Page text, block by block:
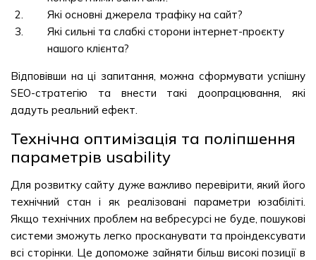
Які основні джерела трафіку на сайт?
Які сильні та слабкі сторони інтернет-проєкту
нашого клієнта?
Відповівши на ці запитання, можна сформувати успішну
SEO-стратегію та внести такі доопрацювання, які
дадуть реальний ефект.
Технічна оптимізація та поліпшення
параметрів usability
Для розвитку сайту дуже важливо перевірити, який його
технічний стан і як реалізовані параметри юзабіліті.
Якщо технічних проблем на вебресурсі не буде, пошукові
системи зможуть легко просканувати та проіндексувати
всі сторінки. Це допоможе зайняти більш високі позиції в